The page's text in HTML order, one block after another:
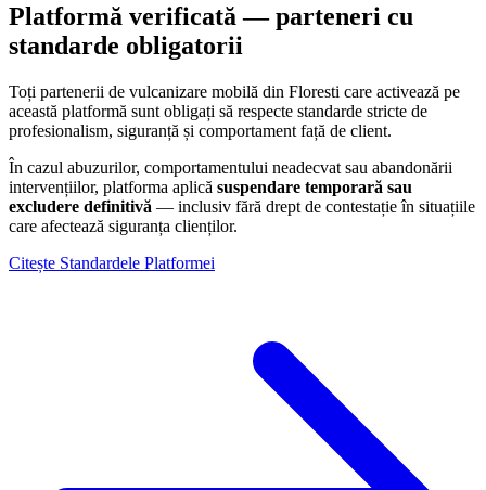
Platformă verificată — parteneri cu
standarde obligatorii
Toți partenerii de vulcanizare mobilă din Floresti care activează pe
această platformă sunt obligați să respecte standarde stricte de
profesionalism, siguranță și comportament față de client.
În cazul abuzurilor, comportamentului neadecvat sau abandonării
intervențiilor, platforma aplică suspendare temporară sau
excludere definitivă — inclusiv fără drept de contestație în situațiile
care afectează siguranța clienților.
Citește Standardele Platformei